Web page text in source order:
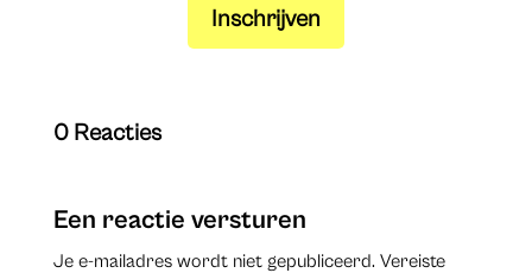
Inschrijven
0 Reacties
Een reactie versturen
Je e-mailadres wordt niet gepubliceerd. Vereiste